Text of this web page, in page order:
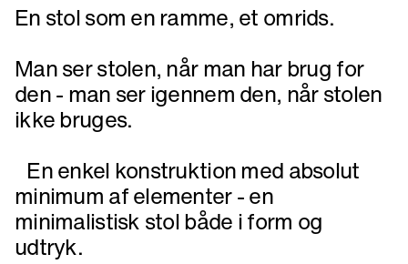
En stol som en ramme, et omrids.
Man ser stolen, når man har brug for
den - man ser igennem den, når stolen
ikke bruges.
En enkel konstruktion med absolut
minimum af elementer - en
minimalistisk stol både i form og
udtryk.